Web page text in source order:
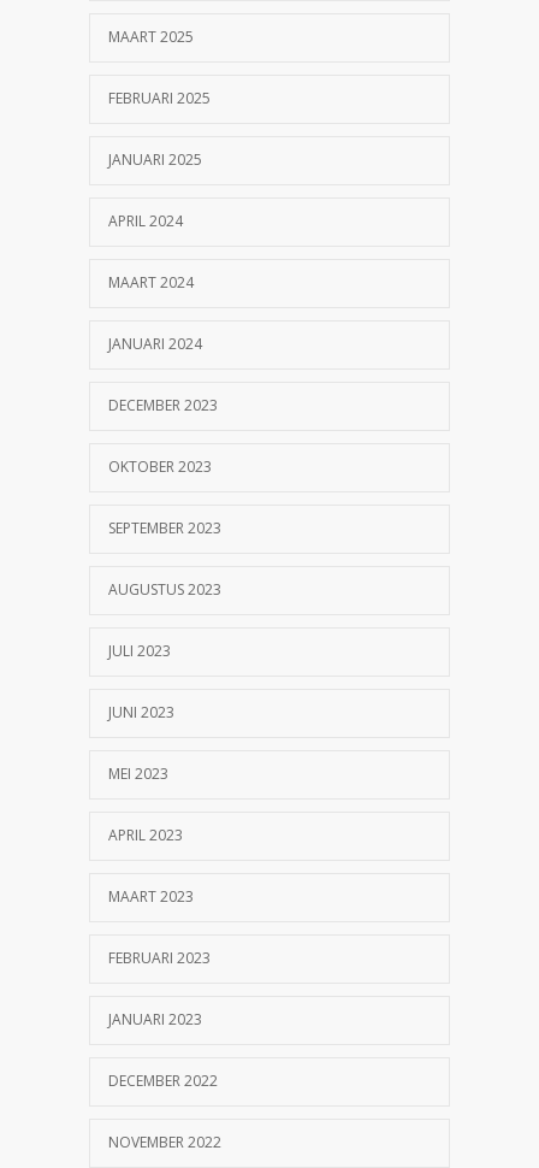
MAART 2025
FEBRUARI 2025
JANUARI 2025
APRIL 2024
MAART 2024
JANUARI 2024
DECEMBER 2023
OKTOBER 2023
SEPTEMBER 2023
AUGUSTUS 2023
JULI 2023
JUNI 2023
MEI 2023
APRIL 2023
MAART 2023
FEBRUARI 2023
JANUARI 2023
DECEMBER 2022
NOVEMBER 2022